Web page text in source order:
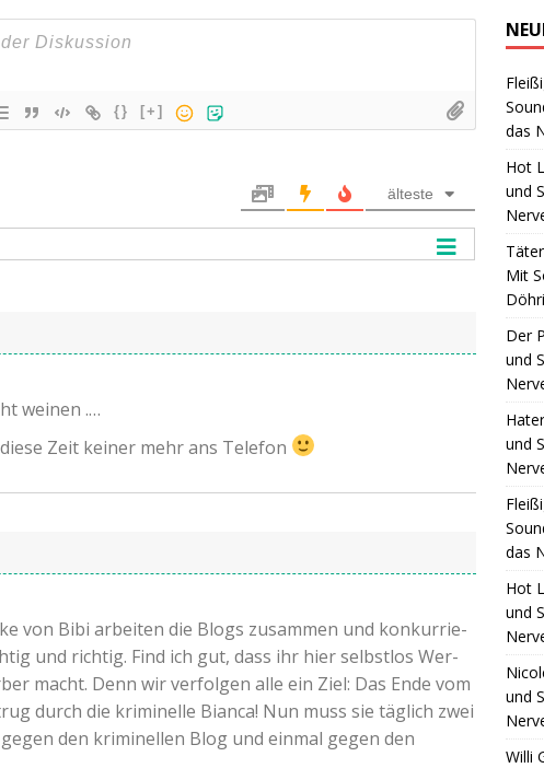
{} [+]
älteste
weinen .…
Zeit kei­ner mehr ans Telefon
von Bibi arbei­ten die Blogs zusam­men und kon­kur­rie­
und rich­tig. Find ich gut, dass ihr hier selbst­los Wer­
macht. Denn wir ver­fol­gen alle ein Ziel: Das Ende vom
durch die kri­mi­nel­le Bian­ca! Nun muss sie täg­lich zwei
den kri­mi­nel­len Blog und ein­mal gegen den
das
Hot
und
Mit
Der
und
und
das
Hot
und
und
Willi